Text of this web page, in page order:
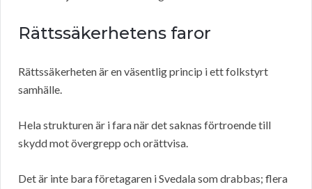
Rättssäkerhetens faror
Rättssäkerheten är en väsentlig princip i ett folkstyrt
samhälle.
Hela strukturen är i fara när det saknas förtroende till
skydd mot övergrepp och orättvisa.
Det är inte bara företagaren i Svedala som drabbas; flera